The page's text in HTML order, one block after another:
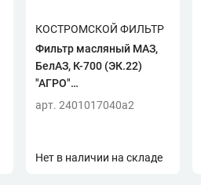
КОСТРОМСКОЙ ФИЛЬТР
Фильтр масляный МАЗ,
БелАЗ, К-700 (ЭК.22)
"АГРО"
(г.Кострома)KF5242 AG
арт. 2401017040a2
Нет в наличии на складе